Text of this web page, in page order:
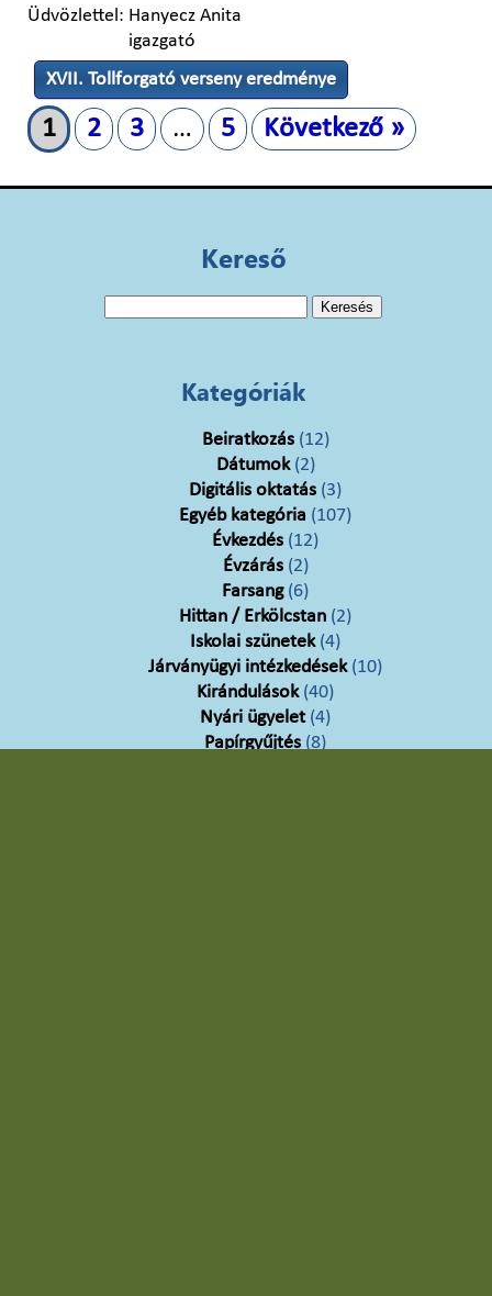
Üdvözlettel: Hanyecz Anita
igazgató
XVII. Tollforgató verseny eredménye
1 2 3 … 5 Következő »
Kereső
Kategóriák
Beiratkozás(12)
Dátumok(2)
Digitális oktatás (3)
Egyéb kategória (107)
Évkezdés (12)
Évzárás(2)
Farsang(6)
Hittan / Erkölcstan (2)
Iskolai szünetek(4)
Járványügyi intézkedések(10)
Kirándulások(40)
Nyári ügyelet(4)
Papírgyűjtés (8)